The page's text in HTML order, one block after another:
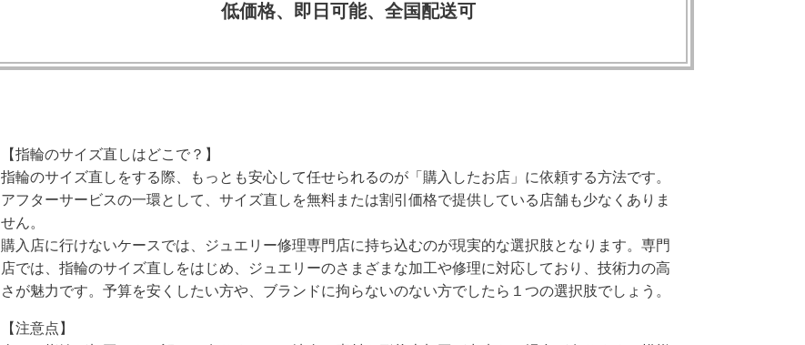
低価格、即日可能、全国配送可
【指輪のサイズ直しはどこで？】
指輪のサイズ直しをする際、もっとも安心して任せられるのが「購入したお店」に依頼する方法です。
アフターサービスの一環として、サイズ直しを無料または割引価格で提供している店舗も少なくありま
せん。
購入店に行けないケースでは、ジュエリー修理専門店に持ち込むのが現実的な選択肢となります。専門
店では、指輪のサイズ直しをはじめ、ジュエリーのさまざまな加工や修理に対応しており、技術力の高
さが魅力です。予算を安くしたい方や、ブランドに拘らないのない方でしたら１つの選択肢でしょう。
【注意点】